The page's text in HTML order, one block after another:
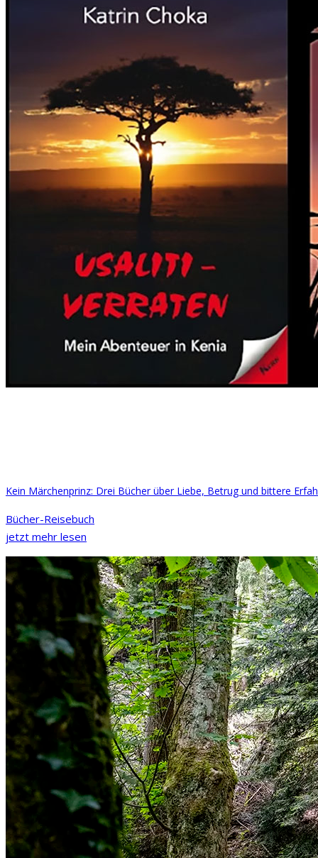
Kein Märchenprinz: Drei Bücher über Liebe, Betrug und bittere
Bücher-Reisebuch
jetzt mehr lesen